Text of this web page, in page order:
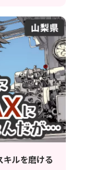
キルを磨ける